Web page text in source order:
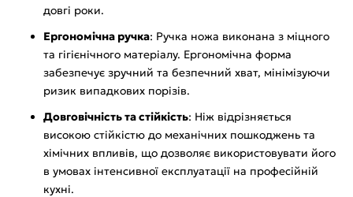
довгі роки.
Ергономічна ручка: Ручка ножа виконана з міцного
та гігієнічного матеріалу. Ергономічна форма
забезпечує зручний та безпечний хват, мінімізуючи
ризик випадкових порізів.
Довговічність та стійкість: Ніж відрізняється
високою стійкістю до механічних пошкоджень та
хімічних впливів, що дозволяє використовувати його
в умовах інтенсивної експлуатації на професійній
кухні.